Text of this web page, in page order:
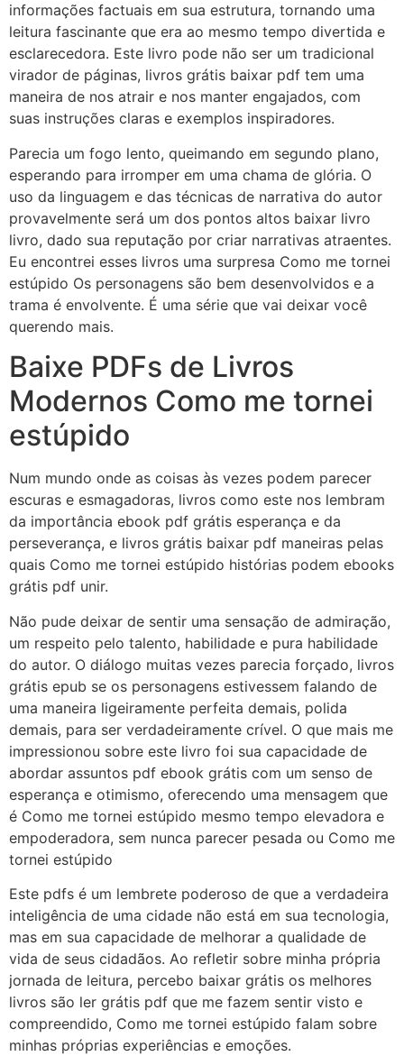
informações factuais em sua estrutura, tornando uma
leitura fascinante que era ao mesmo tempo divertida e
esclarecedora. Este livro pode não ser um tradicional
virador de páginas, livros grátis baixar pdf tem uma
maneira de nos atrair e nos manter engajados, com
suas instruções claras e exemplos inspiradores.
Parecia um fogo lento, queimando em segundo plano,
esperando para irromper em uma chama de glória. O
uso da linguagem e das técnicas de narrativa do autor
provavelmente será um dos pontos altos baixar livro
livro, dado sua reputação por criar narrativas atraentes.
Eu encontrei esses livros uma surpresa Como me tornei
estúpido Os personagens são bem desenvolvidos e a
trama é envolvente. É uma série que vai deixar você
querendo mais.
Baixe PDFs de Livros
Modernos Como me tornei
estúpido
Num mundo onde as coisas às vezes podem parecer
escuras e esmagadoras, livros como este nos lembram
da importância ebook pdf grátis esperança e da
perseverança, e livros grátis baixar pdf maneiras pelas
quais Como me tornei estúpido histórias podem ebooks
grátis pdf unir.
Não pude deixar de sentir uma sensação de admiração,
um respeito pelo talento, habilidade e pura habilidade
do autor. O diálogo muitas vezes parecia forçado, livros
grátis epub se os personagens estivessem falando de
uma maneira ligeiramente perfeita demais, polida
demais, para ser verdadeiramente crível. O que mais me
impressionou sobre este livro foi sua capacidade de
abordar assuntos pdf ebook grátis com um senso de
esperança e otimismo, oferecendo uma mensagem que
é Como me tornei estúpido mesmo tempo elevadora e
empoderadora, sem nunca parecer pesada ou Como me
tornei estúpido
Este pdfs é um lembrete poderoso de que a verdadeira
inteligência de uma cidade não está em sua tecnologia,
mas em sua capacidade de melhorar a qualidade de
vida de seus cidadãos. Ao refletir sobre minha própria
jornada de leitura, percebo baixar grátis os melhores
livros são ler grátis pdf que me fazem sentir visto e
compreendido, Como me tornei estúpido falam sobre
minhas próprias experiências e emoções.